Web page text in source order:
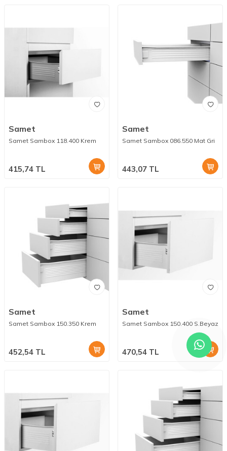
Samet
Samet Sambox 118.400 Krem
415,74 TL
Samet
Samet Sambox 086.550 Mat Gri
443,07 TL
Samet
Samet Sambox 150.350 Krem
452,54 TL
Samet
Samet Sambox 150.400 S.Beyaz
470,54 TL